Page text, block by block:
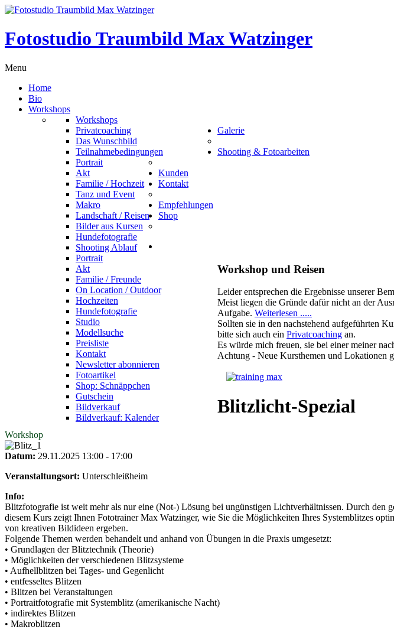
Fotostudio Traumbild Max Watzinger
Menu
Home
Bio
Workshops
Workshops
Privatcoaching
Das Wunschbild
Teilnahmebedingungen
Galerie
Portrait
Akt
Familie / Hochzeit
Tanz und Event
Makro
Landschaft / Reisen
Bilder aus Kursen
Hundefotografie
Shooting & Fotoarbeiten
Shooting Ablauf
Portrait
Akt
Familie / Freunde
On Location / Outdoor
Hochzeiten
Hundefotografie
Studio
Modellsuche
Preisliste
Kunden
Kontakt
Kontakt
Newsletter abonnieren
Empfehlungen
Shop
Fotoartikel
Shop: Schnäppchen
Gutschein
Bildverkauf
Bildverkauf: Kalender
Workshop und Reisen
Leider entsprechen die Ergebnisse unserer
Meist liegen die Gründe dafür nicht an der
Aufgabe. Weiterlesen .....
Sollten sie in den nachstehend aufgeführten
bitte sich auch ein Privatcoaching an.
Es würde mich freuen, sie bei einer meiner
Achtung - Neue Kursthemen und Lokationen
Blitzlicht-Spezial
Workshop
Datum: 29.11.2025 13:00 - 17:00
Veranstaltungsort: Unterschleißheim
Info:
Blitzfotografie ist weit mehr als nur eine (Not-) Lösung bei ungünstigen Lichtverhältnissen. Durch
diesem Kurs zeigt Ihnen Fototrainer Max Watzinger, wie Sie die Möglichkeiten Ihres Systemblitzes
von kreativen Bildideen ergeben.
Folgende Themen werden behandelt und anhand von Übungen in die Praxis umgesetzt:
• Grundlagen der Blitztechnik (Theorie)
• Möglichkeiten der verschiedenen Blitzsysteme
• Aufhellblitzen bei Tages- und Gegenlicht
• entfesseltes Blitzen
• Blitzen bei Veranstaltungen
• Portraitfotografie mit Systemblitz (amerikanische Nacht)
• indirektes Blitzen
• Makroblitzen